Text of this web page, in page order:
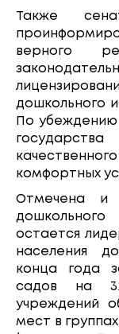
Также
верного
дошкольного
По
комфортных
Отмечена и
остается
населения
конца года
садов на
учреждений
мест в